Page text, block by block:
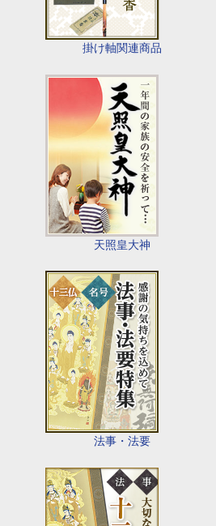
掛け軸関連商品
天照皇大神
法事・法要